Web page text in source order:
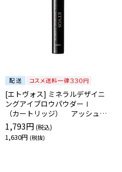
[エトヴォス] ミネラルデザイニ
ングアイブロウパウダーⅠ
（カートリッジ） アッシュブ
ラウン [4580682137714]
1,793円
1,630円